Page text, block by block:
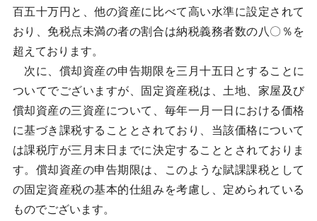
百五十万円と、他の資産に比べて高い水準に設定されて
おり、免税点未満の者の割合は納税義務者数の八〇％を
超えております。
次に、償却資産の申告期限を三月十五日とすることに
ついてでございますが、固定資産税は、土地、家屋及び
償却資産の三資産について、毎年一月一日における価格
に基づき課税することとされており、当該価格について
は課税庁が三月末日までに決定することとされておりま
す。償却資産の申告期限は、このような賦課課税として
の固定資産税の基本的仕組みを考慮し、定められている
ものでございます。